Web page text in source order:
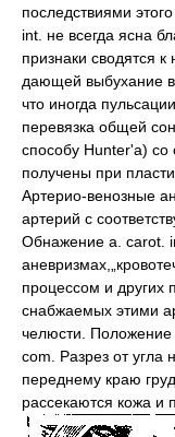
последствиями
int. не всегда ясна
признаки сводятся
дающей выбухание в
что иногда
перевязка общей
способу Hunter'a) со
получены при
Артерио-венозные
артерий с
Обнажение a. carot.
процессом и других
снабжаемых этими
челюсти. Положение
com. Разрез от угла
переднему краю
рассекаются кожа и